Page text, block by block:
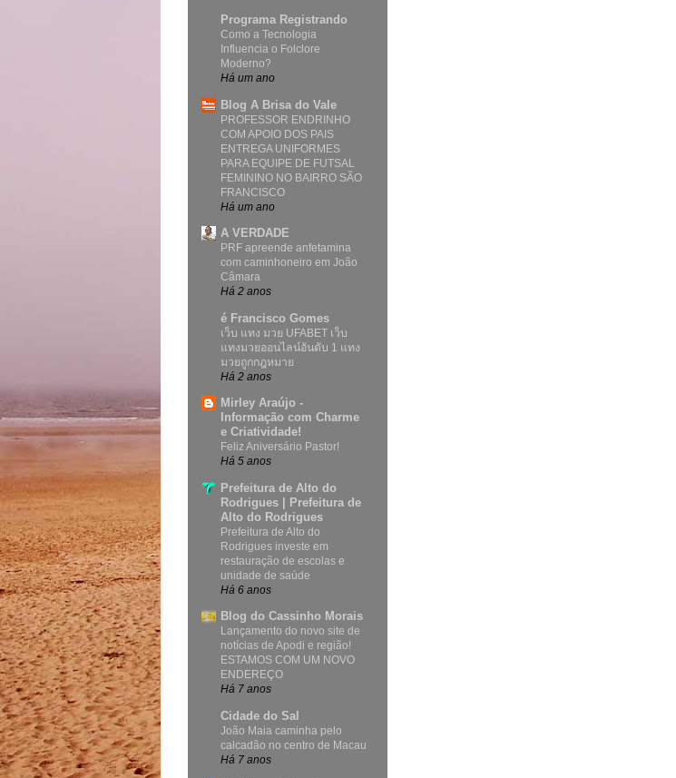
Programa Registrando
Como a Tecnologia
Influencia o Folclore
Moderno?
Há um ano
Blog A Brisa do Vale
PROFESSOR ENDRINHO
COM APOIO DOS PAIS
ENTREGA UNIFORMES
PARA EQUIPE DE FUTSAL
FEMININO NO BAIRRO SÃO
FRANCISCO
Há um ano
A VERDADE
PRF apreende anfetamina
com caminhoneiro em João
Câmara
Há 2 anos
é Francisco Gomes
เว็บ แทง มวย UFABET เว็บ
แทงมวยออนไลน์อันดับ 1 แทง
มวยถูกกฎหมาย
Há 2 anos
Mirley Araújo -
Informação com Charme
e Criatividade!
Feliz Aniversário Pastor!
Há 5 anos
Prefeitura de Alto do
Rodrigues | Prefeitura de
Alto do Rodrigues
Prefeitura de Alto do
Rodrigues investe em
restauração de escolas e
unidade de saúde
Há 6 anos
Blog do Cassinho Morais
Lançamento do novo site de
notícias de Apodi e região!
ESTAMOS COM UM NOVO
ENDEREÇO
Há 7 anos
Cidade do Sal
João Maia caminha pelo
calcadão no centro de Macau
Há 7 anos